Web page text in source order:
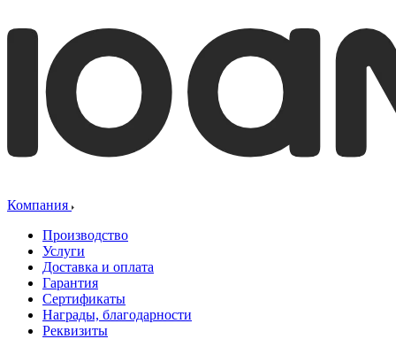
Компания
Производство
Услуги
Доставка и оплата
Гарантия
Сертификаты
Награды, благодарности
Реквизиты